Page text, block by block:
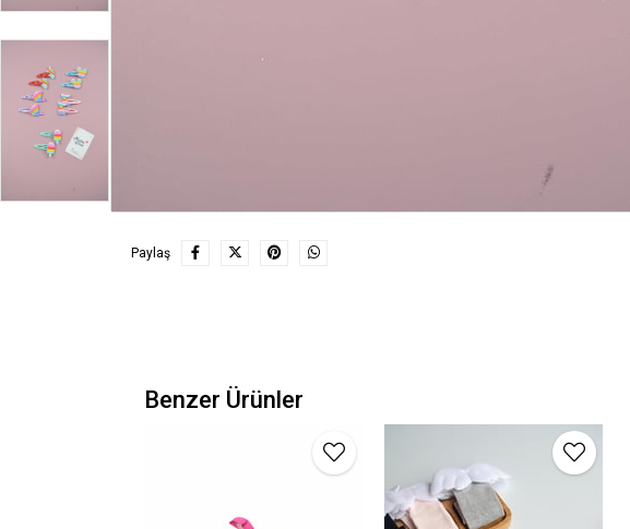
Paylaş
Benzer Ürünler